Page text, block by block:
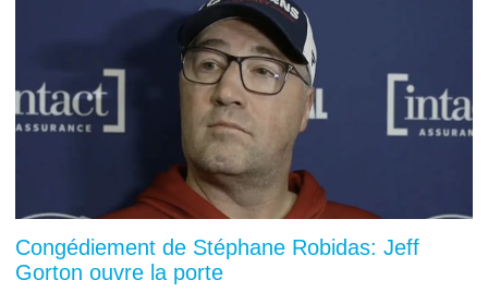
Congédiement de Stéphane Robidas: Jeff
Gorton ouvre la porte